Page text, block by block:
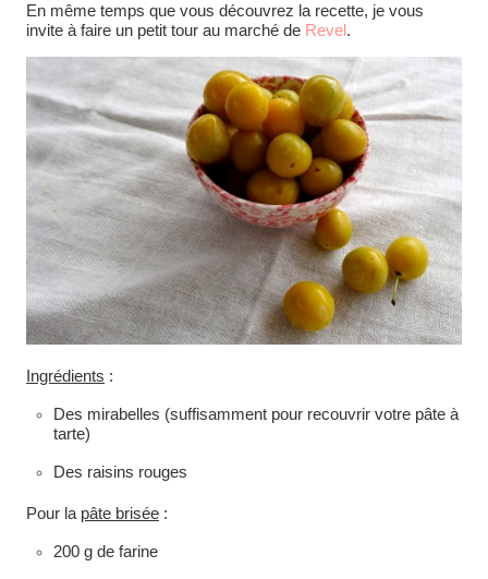
En même temps que vous découvrez la recette, je vous
invite à faire un petit tour au marché de Revel.
Ingrédients :
Des mirabelles (suffisamment pour recouvrir votre pâte à
tarte)
Des raisins rouges
Pour la pâte brisée :
200 g de farine